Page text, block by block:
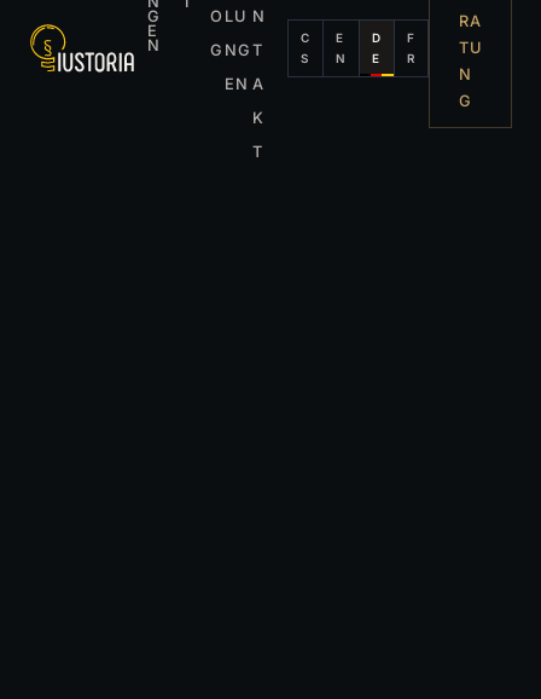
G
E
N
O
G
LU
NG
EN
N
T
A
K
T
C
S
E
N
D
E
F
R
RA
TU
N
G